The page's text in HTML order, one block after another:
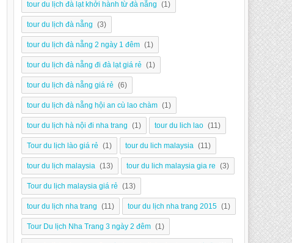
tour du lịch đà lạt khởi hành từ đà nẵng (1)
tour du lịch đà nẵng (3)
tour du lịch đà nẵng 2 ngày 1 đêm (1)
tour du lịch đà nẵng đi đà lạt giá rẻ (1)
tour du lịch đà nẵng giá rẻ (6)
tour du lịch đà nẵng hội an cù lao chàm (1)
tour du lịch hà nội đi nha trang (1) tour du lich lao (11)
Tour du lịch lào giá rẻ (1) tour du lich malaysia (11)
tour du lịch malaysia (13) tour du lich malaysia gia re (3)
Tour du lịch malaysia giá rẻ (13)
tour du lịch nha trang (11) tour du lịch nha trang 2015 (1)
Tour Du lịch Nha Trang 3 ngày 2 đêm (1)